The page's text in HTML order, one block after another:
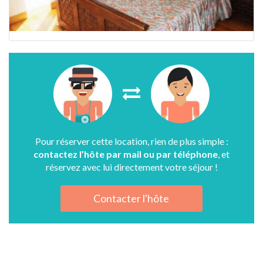
Pour réserver cette location, rien de plus simple :
contactez l’hôte par mail ou par téléphone , et
réservez avec lui directement votre séjour !
Contacter l'hôte